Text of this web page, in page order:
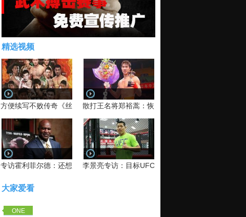
精选视频
方便续写不败传奇《丝路英雄》太原站全场视频
散打王名将郑裕蒿：恢复训练 有望回归擂台
专访霍利菲尔德：还想再和泰森干一架！李景亮专访：目标UFC金腰带 不做打酱油
大家爱看
ONE